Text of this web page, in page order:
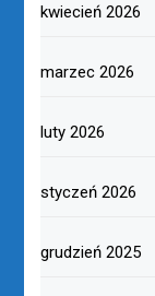
kwiecień 2026
marzec 2026
luty 2026
styczeń 2026
grudzień 2025